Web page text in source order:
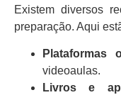
Existem diversos
preparação. Aqui
Plataformas
videoaulas.
Livros e